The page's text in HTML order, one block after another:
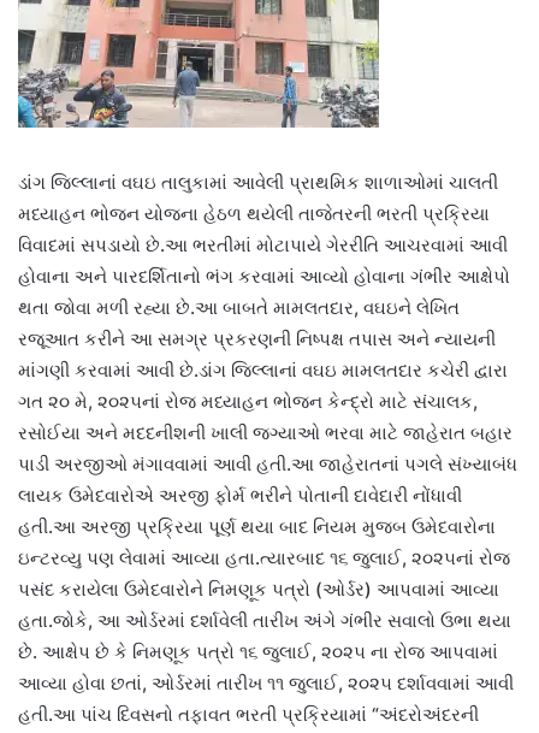
ડાંગ જિલ્લાનાં વઘઇ તાલુકામાં આવેલી પ્રાથમિક શાળાઓમાં ચાલતી
મધ્યાહન ભોજન યોજના હેઠળ થયેલી તાજેતરની ભરતી પ્રક્રિયા
વિવાદમાં સપડાયો છે.આ ભરતીમાં મોટાપાયે ગેરરીતિ આચરવામાં આવી
હોવાના અને પારદર્શિતાનો ભંગ કરવામાં આવ્યો હોવાના ગંભીર આક્ષેપો
થતા જોવા મળી રહ્યા છે.આ બાબતે મામલતદાર, વઘઇને લેખિત
રજૂઆત કરીને આ સમગ્ર પ્રકરણની નિષ્પક્ષ તપાસ અને ન્યાયની
માંગણી કરવામાં આવી છે.ડાંગ જિલ્લાનાં વઘઇ મામલતદાર કચેરી દ્વારા
ગત ૨૦ મે, ૨૦૨૫નાં રોજ મધ્યાહન ભોજન કેન્દ્રો માટે સંચાલક,
રસોઈયા અને મદદનીશની ખાલી જગ્યાઓ ભરવા માટે જાહેરાત બહાર
પાડી અરજીઓ મંગાવવામાં આવી હતી.આ જાહેરાતનાં પગલે સંખ્યાબંધ
લાયક ઉમેદવારોએ અરજી ફોર્મ ભરીને પોતાની દાવેદારી નોંધાવી
હતી.આ અરજી પ્રક્રિયા પૂર્ણ થયા બાદ નિયમ મુજબ ઉમેદવારોના
ઇન્ટરવ્યુ પણ લેવામાં આવ્યા હતા.ત્યારબાદ ૧૬ જુલાઈ, ૨૦૨૫નાં રોજ
પસંદ કરાયેલા ઉમેદવારોને નિમણૂક પત્રો (ઓર્ડર) આપવામાં આવ્યા
હતા.જોકે, આ ઓર્ડરમાં દર્શાવેલી તારીખ અંગે ગંભીર સવાલો ઉભા થયા
છે. આક્ષેપ છે કે નિમણૂક પત્રો ૧૬ જુલાઈ, ૨૦૨૫ ના રોજ આપવામાં
આવ્યા હોવા છતાં, ઓર્ડરમાં તારીખ ૧૧ જુલાઈ, ૨૦૨૫ દર્શાવવામાં આવી
હતી.આ પાંચ દિવસનો તફાવત ભરતી પ્રક્રિયામાં “અંદરોઅંદરની